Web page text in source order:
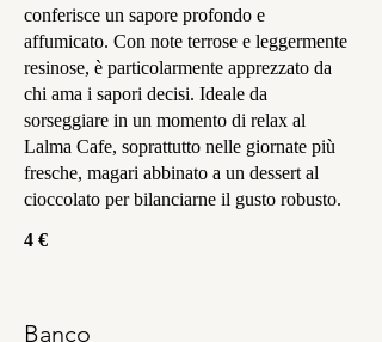
conferisce un sapore profondo e
affumicato. Con note terrose e leggermente
resinose, è particolarmente apprezzato da
chi ama i sapori decisi. Ideale da
sorseggiare in un momento di relax al
Lalma Cafe, soprattutto nelle giornate più
fresche, magari abbinato a un dessert al
cioccolato per bilanciarne il gusto robusto.
4 €
Banco